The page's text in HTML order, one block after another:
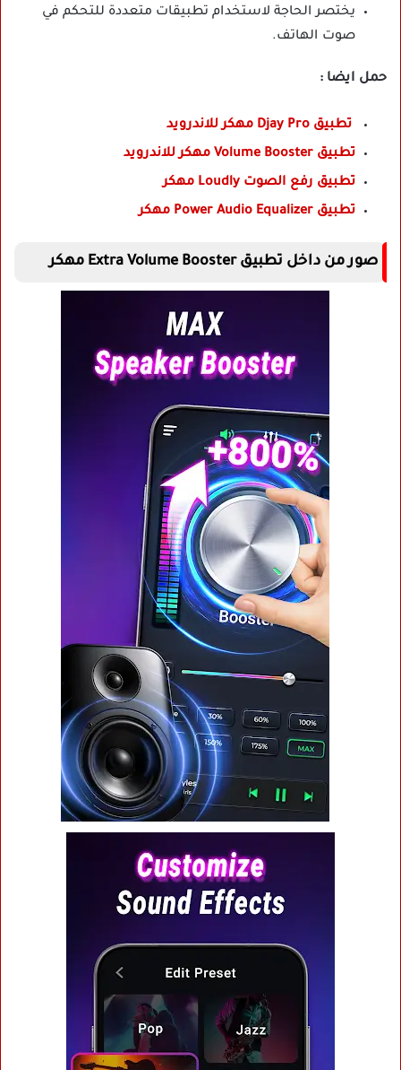
يختصر الحاجة لاستخدام تطبيقات متعددة للتحكم في
صوت الهاتف.
حمل ايضا :
تطبيق Djay Pro مهكر للاندرويد
تطبيق Volume Booster مهكر للاندرويد
تطبيق رفع الصوت Loudly مهكر
تطبيق Power Audio Equalizer مهكر
صور من داخل تطبيق Extra Volume Booster مهكر